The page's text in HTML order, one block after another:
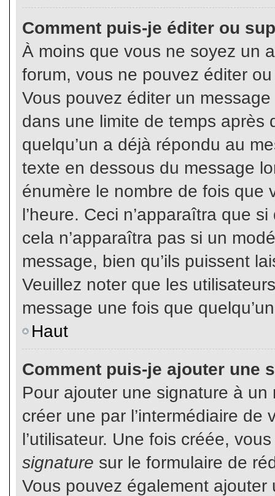
Comment puis-je éditer ou
À moins que vous ne soyez un
forum, vous ne pouvez éditer
Vous pouvez éditer un
dans une limite de temps après
quelqu’un a déjà répondu au
texte en dessous du message
énumère le nombre de fois que
l’heure. Ceci n’apparaîtra que
cela n’apparaîtra pas si un
message, bien qu’ils puissent
Veuillez noter que les
message une fois que
Haut
Comment puis-je ajouter une
Pour ajouter une signature à un
créer une par l’intermédiaire
l’utilisateur. Une fois créée,
signature sur le formulaire de
Vous pouvez également